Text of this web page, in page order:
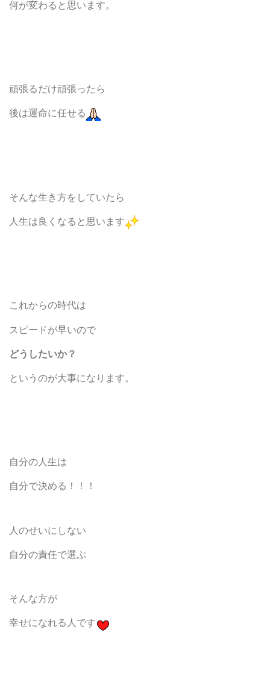
何が変わると思います。
頑張るだけ頑張ったら
後は運命に任せる
そんな生き方をしていたら
人生は良くなると思います
これからの時代は
スピードが早いので
どうしたいか？
というのが大事になります。
自分の人生は
自分で決める！！！
人のせいにしない
自分の責任で選ぶ
そんな方が
幸せになれる人です